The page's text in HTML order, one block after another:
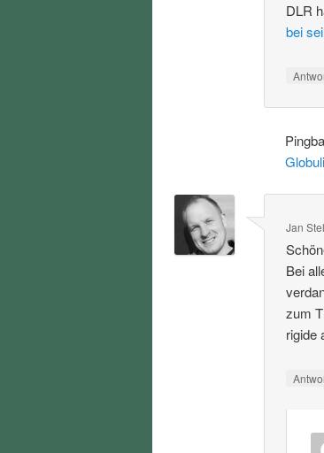
DLR
bei
Jan
Bei
zum
rigide